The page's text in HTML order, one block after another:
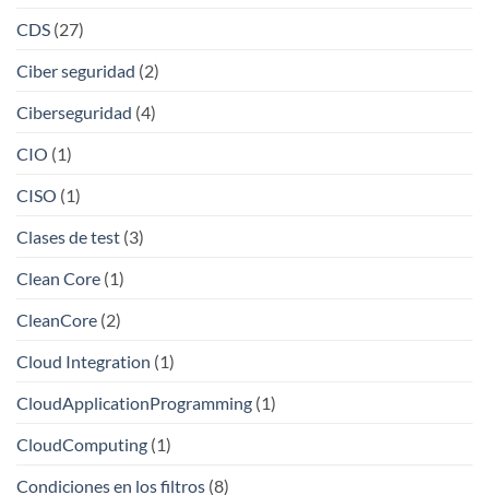
CDS (27)
Ciber seguridad (2)
Ciberseguridad (4)
CIO (1)
CISO (1)
Clases de test (3)
Clean Core (1)
CleanCore (2)
Cloud Integration (1)
CloudApplicationProgramming (1)
CloudComputing (1)
Condiciones en los filtros (8)